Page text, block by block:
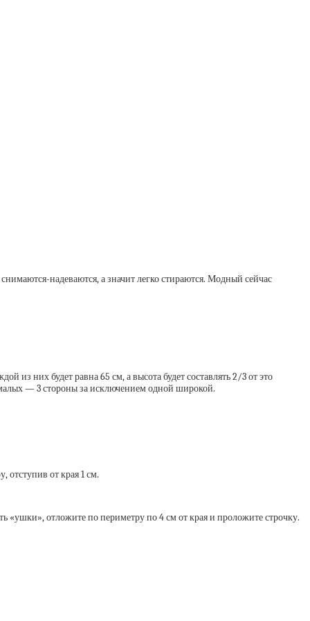
надеваются, а значит легко стираются. Модный сейчас
из них будет равна 65 см, а высота будет составлять 2/3 от это
малых — 3 стороны за исключением одной широкой.
отступив от края 1 см.
«ушки», отложите по периметру по 4 см от края и проложите строчку.